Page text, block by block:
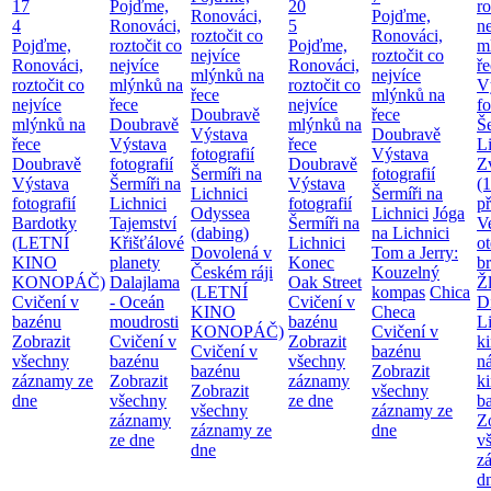
17
4
Pojďme,
Ronováci,
roztočit co
nejvíce
mlýnků na
řece
Doubravě
Výstava
fotografií
Bardotky
(LETNÍ
KINO
KONOPÁČ)
Cvičení v
bazénu
Zobrazit
všechny
záznamy ze
dne
Pojďme,
Ronováci,
roztočit co
nejvíce
mlýnků na
řece
Doubravě
Výstava
fotografií
Šermíři na
Lichnici
Tajemství
Křišťálové
planety
Dalajlama
- Oceán
moudrosti
Cvičení v
bazénu
Zobrazit
všechny
záznamy
ze dne
Ronováci,
roztočit co
nejvíce
mlýnků na
řece
Doubravě
Výstava
fotografií
Šermíři na
Lichnici
Odyssea
(dabing)
Dovolená v
Českém ráji
(LETNÍ
KINO
KONOPÁČ)
Cvičení v
bazénu
Zobrazit
všechny
záznamy ze
dne
20
5
Pojďme,
Ronováci,
roztočit co
nejvíce
mlýnků na
řece
Doubravě
Výstava
fotografií
Šermíři na
Lichnici
Konec
Oak Street
Cvičení v
bazénu
Zobrazit
všechny
záznamy
ze dne
Pojďme,
Ronováci,
roztočit co
nejvíce
mlýnků na
řece
Doubravě
Výstava
fotografií
Šermíři na
Lichnici Jóga
na Lichnici
Tom a Jerry:
Kouzelný
kompas Chica
Checa
Cvičení v
bazénu
Zobrazit
všechny
záznamy ze
dne